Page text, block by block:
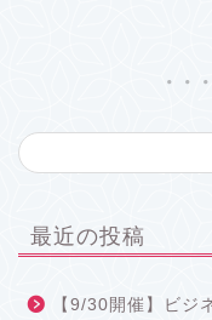
最近の投稿
【9/30開催】ビジ